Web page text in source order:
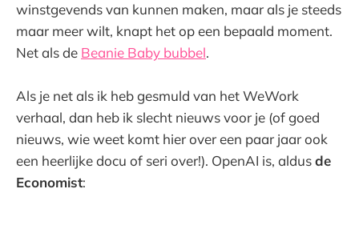
winstgevends van kunnen maken, maar als je steeds
maar meer wilt, knapt het op een bepaald moment.
Net als de Beanie Baby bubbel.
Als je net als ik heb gesmuld van het WeWork
verhaal, dan heb ik slecht nieuws voor je (of goed
nieuws, wie weet komt hier over een paar jaar ook
een heerlijke docu of seri over!). OpenAI is, aldusde
Economist: